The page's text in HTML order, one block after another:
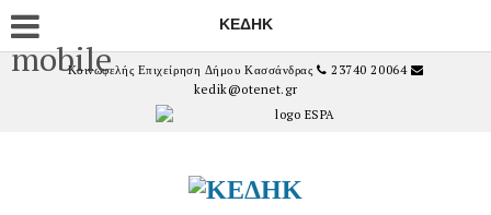
mobile
ΚΕΔΗΚ
Κοινωφελής Επιχείρηση Δήμου Κασσάνδρας
23740 20064
kedik@otenet.gr